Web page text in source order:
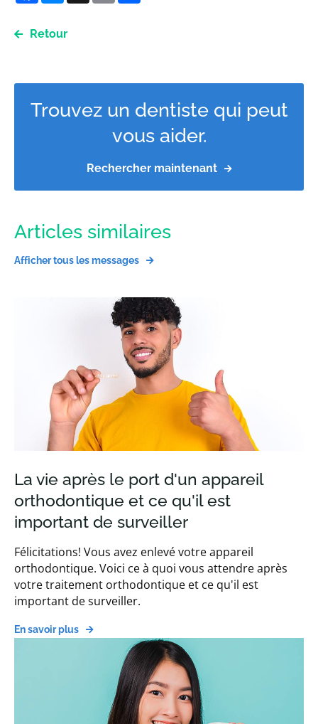
Retour
Trouvez un dentiste qui peut
vous aider.
Rechercher maintenant
Articles similaires
Afficher tous les messages
La vie après le port d'un appareil
orthodontique et ce qu'il est
important de surveiller
Félicitations! Vous avez enlevé votre appareil
orthodontique. Voici ce à quoi vous attendre après
votre traitement orthodontique et ce qu'il est
important de surveiller.
En savoir plus